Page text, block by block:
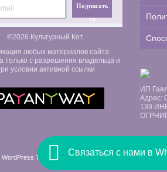
Связаться с нами в
Подписать
ся
©2026 Культурный Кот.
любых материалов сайта
только с разрешения владельца и
условии активной ссылки
ИП
Адрес:
139
WordPress Themes by Swift Ideas